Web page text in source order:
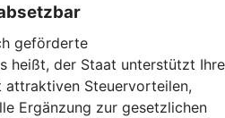
geförderte
heißt, der Staat unterstützt Ihre
Steuervorteilen,
Ergänzung zur gesetzlichen